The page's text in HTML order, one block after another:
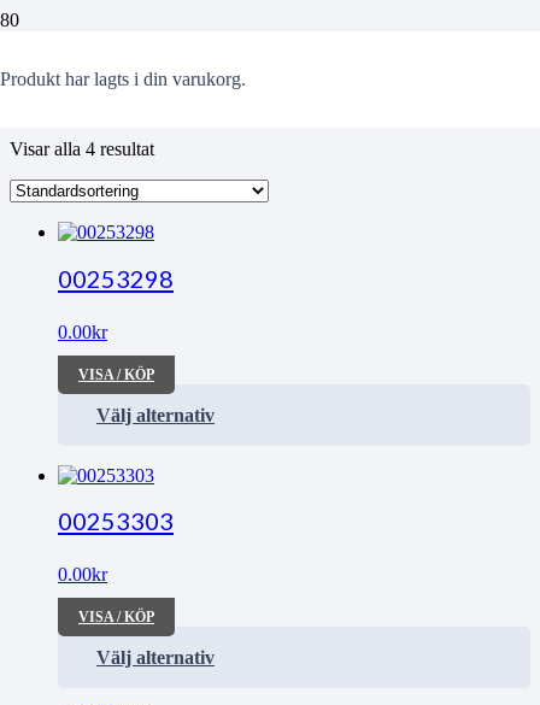
Produkt har lagts i din varukorg.
hallen
Visar alla 4 resultat
00253298
0.00kr
VISA / KÖP
Välj alternativ
00253303
0.00kr
VISA / KÖP
Välj alternativ